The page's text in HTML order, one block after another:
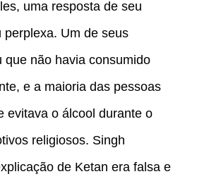
uma resposta de seu
perplexa. Um de seus
que não havia consumido
e a maioria das pessoas
evitava o álcool durante o
religiosos. Singh
de Ketan era falsa e